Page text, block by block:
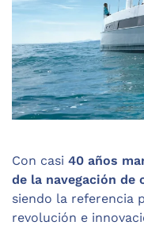
Con casi 40 años
de la navegación de
siendo la referencia
revolución e